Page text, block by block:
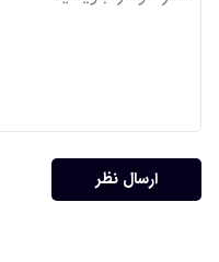
ارسال نظر